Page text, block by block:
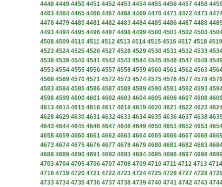
4448 4449 4450 4451 4452 4453 4454 4455 4456 4457 4458
4463 4464 4465 4466 4467 4468 4469 4470 4471 4472 4473
4478 4479 4480 4481 4482 4483 4484 4485 4486 4487 4488
4493 4494 4495 4496 4497 4498 4499 4500 4501 4502 4503
4508 4509 4510 4511 4512 4513 4514 4515 4516 4517 4518 4519
4523 4524 4525 4526 4527 4528 4529 4530 4531 4532 4533
4538 4539 4540 4541 4542 4543 4544 4545 4546 4547 4548
4553 4554 4555 4556 4557 4558 4559 4560 4561 4562 4563
4568 4569 4570 4571 4572 4573 4574 4575 4576 4577 4578
4583 4584 4585 4586 4587 4588 4589 4590 4591 4592 4593
4598 4599 4600 4601 4602 4603 4604 4605 4606 4607 4608
4613 4614 4615 4616 4617 4618 4619 4620 4621 4622 4623
4628 4629 4630 4631 4632 4633 4634 4635 4636 4637 4638
4643 4644 4645 4646 4647 4648 4649 4650 4651 4652 4653
4658 4659 4660 4661 4662 4663 4664 4665 4666 4667 4668
4673 4674 4675 4676 4677 4678 4679 4680 4681 4682 4683
4688 4689 4690 4691 4692 4693 4694 4695 4696 4697 4698
4703 4704 4705 4706 4707 4708 4709 4710 4711 4712 4713 4714
4718 4719 4720 4721 4722 4723 4724 4725 4726 4727 4728
4733 4734 4735 4736 4737 4738 4739 4740 4741 4742 4743